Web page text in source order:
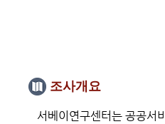
조사개요
서베이연구센터는 공공서